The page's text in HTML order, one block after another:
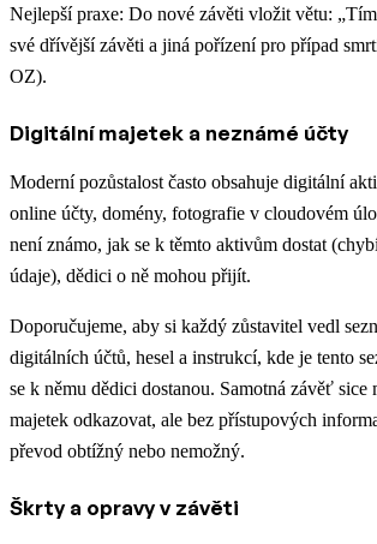
Nejlepší praxe: Do nové závěti vložit větu:
své dřívější závěti a jiná pořízení pro případ
OZ).
Digitální majetek a neznámé účty
Moderní pozůstalost často obsahuje digitální
online účty, domény, fotografie v cloudovém
není známo, jak se k těmto aktivům dostat
údaje), dědici o ně mohou přijít.
Doporučujeme, aby si každý zůstavitel vedl
digitálních účtů, hesel a instrukcí, kde je tento
se k němu dědici dostanou. Samotná závěť sice
majetek odkazovat, ale bez přístupových
převod obtížný nebo nemožný.
Škrty a opravy v závěti